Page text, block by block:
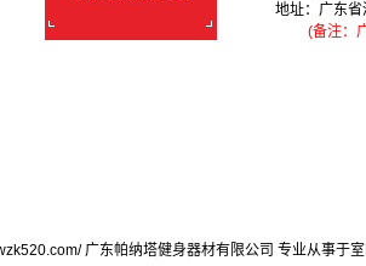
地址：广东
(备注：广
广东帕纳塔健身器材有限公司 专业从事于